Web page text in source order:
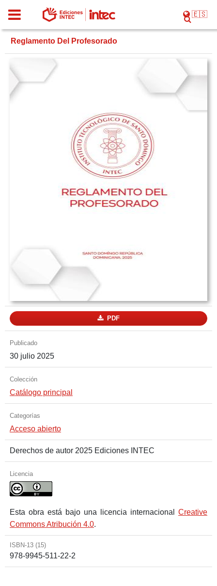
🇪🇸
Reglamento Del Profesorado
PDF
Publicado
30 julio 2025
Colección
Catálogo principal
Categorías
Acceso abierto
Derechos de autor 2025 Ediciones INTEC
Licencia
Esta obra está bajo una licencia internacional Creative
Commons Atribución 4.0.
ISBN-13 (15)
978-9945-511-22-2